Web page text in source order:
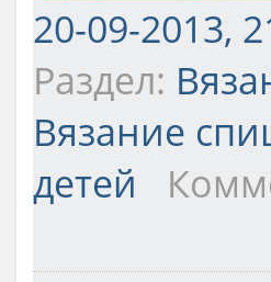
20-09-2013,
Раздел:
Вязание
детей